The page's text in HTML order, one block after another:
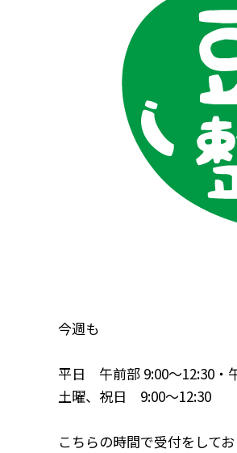
今週も
平日 午前部 9:00～12:30 ・
土曜、祝日 9:00～12:30
こちらの時間で受付をしてお